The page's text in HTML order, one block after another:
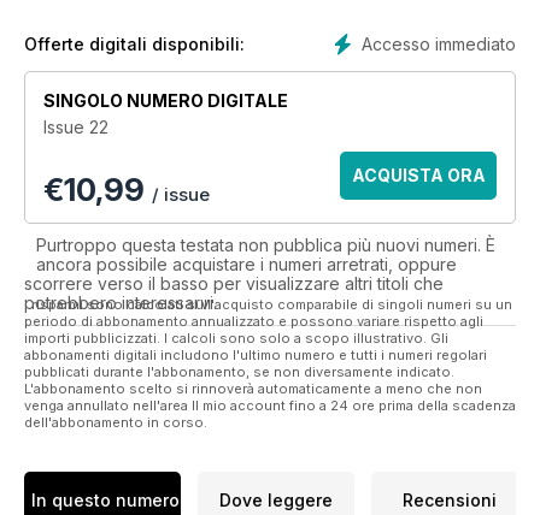
Accesso immediato
Offerte digitali disponibili:
SINGOLO NUMERO DIGITALE
Issue 22
€10,99 / issue
ACQUISTA ORA
Purtroppo questa testata non pubblica più nuovi numeri. È
ancora possibile acquistare i numeri arretrati, oppure
scorrere verso il basso per visualizzare altri titoli che
potrebbero interessarvi.
I risparmi sono calcolati sull'acquisto comparabile di singoli numeri su un
periodo di abbonamento annualizzato e possono variare rispetto agli
importi pubblicizzati. I calcoli sono solo a scopo illustrativo. Gli
abbonamenti digitali includono l'ultimo numero e tutti i numeri regolari
pubblicati durante l'abbonamento, se non diversamente indicato.
L'abbonamento scelto si rinnoverà automaticamente a meno che non
venga annullato nell'area Il mio account fino a 24 ore prima della scadenza
dell'abbonamento in corso.
In questo numero Dove leggere Recensioni